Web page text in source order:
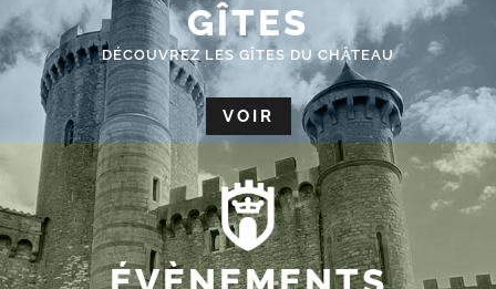
GÎTES
DÉCOUVREZ LES GÎTES DU CHÂTEAU
VOIR